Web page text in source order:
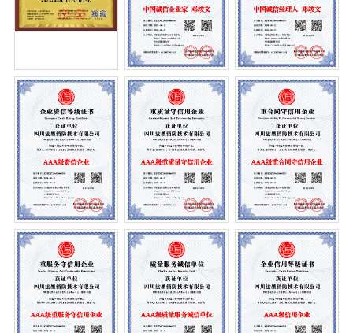
介
绍
文
化
资
质
中
心
分
类
名
产
品
分
类
分
类
标
题
客
户
案
例
客
案
案
分
新
闻
中